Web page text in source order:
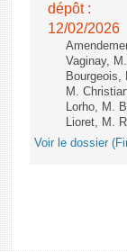
dépôt :
12/02/2026
Vaginay,
Bourgeois,
M.
Lorho, M.
Lioret, M.
Voir le dossier